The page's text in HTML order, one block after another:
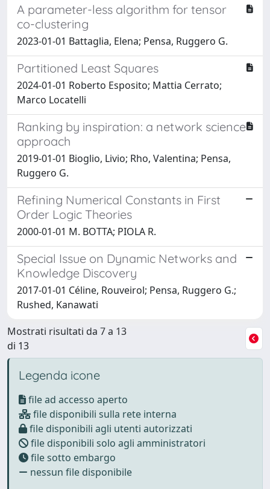
A parameter-less algorithm for tensor
co-clustering
2023-01-01 Battaglia, Elena; Pensa, Ruggero G.
Partitioned Least Squares
2024-01-01 Roberto Esposito; Mattia Cerrato;
Marco Locatelli
Ranking by inspiration: a network science
approach
2019-01-01 Bioglio, Livio; Rho, Valentina; Pensa,
Ruggero G.
Refining Numerical Constants in First
Order Logic Theories
2000-01-01 M. BOTTA; PIOLA R.
Special Issue on Dynamic Networks and
Knowledge Discovery
2017-01-01 Céline, Rouveirol; Pensa, Ruggero G.;
Rushed, Kanawati
Mostrati risultati da 7 a 13
di 13
Legenda icone
file ad accesso aperto
file disponibili sulla rete interna
file disponibili agli utenti autorizzati
file disponibili solo agli amministratori
file sotto embargo
nessun file disponibile